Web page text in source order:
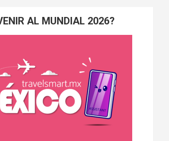
AL MUNDIAL 2026?